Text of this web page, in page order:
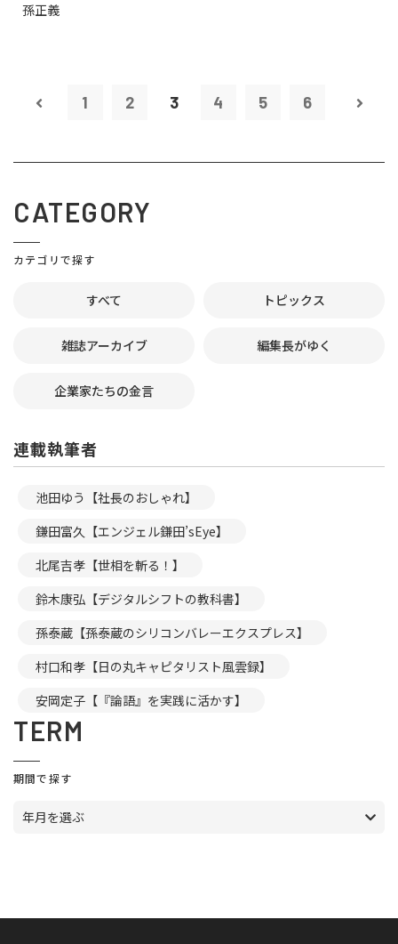
孫正義
1 2 3 4 5 6
CATEGORY
カテゴリで探す
すべて トピックス
雑誌アーカイブ 編集長がゆく
企業家たちの金言
連載執筆者
池田ゆう【社長のおしゃれ】
鎌田富久【エンジェル鎌田’sEye】
北尾吉孝【世相を斬る！】
鈴木康弘【デジタルシフトの教科書】
孫泰蔵【孫泰蔵のシリコンバレーエクスプレス】
村口和孝【日の丸キャピタリスト風雲録】
安岡定子【『論語』を実践に活かす】
TERM
期間で探す
年月を選ぶ